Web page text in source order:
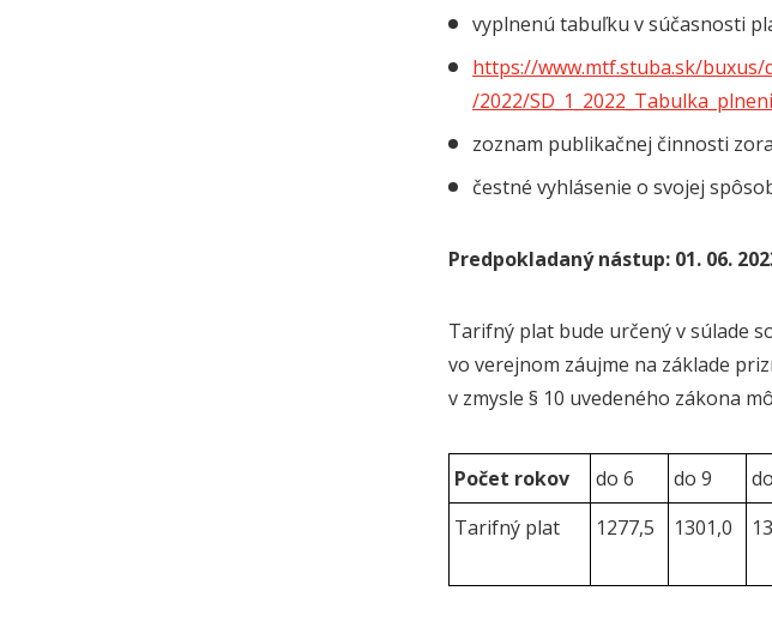
vyplnenú tabuľku v súčasnosti
https://www.mtf.stuba.sk/buxus/
/2022/
zoznam publikačnej činnosti
čestné vyhlásenie o svojej
Predpokladaný nástup: 01. 06.
Tarifný plat bude určený v súlade
vo verejnom záujme na základe
v zmysle § 10 uvedeného zákona
Počet rokov do 6 do 9
Tarifný plat
1277,5 1301,0